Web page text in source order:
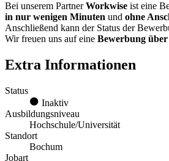
Bei unserem PartnerWorkwise ist eine
in nur wenigen Minuten und ohne
Anschließend kann der Status der
Wir freuen uns auf eine Bewerbung
Extra Informationen
Status
Inaktiv
Ausbildungsniveau
Hochschule/Universität
Standort
Bochum
Jobart